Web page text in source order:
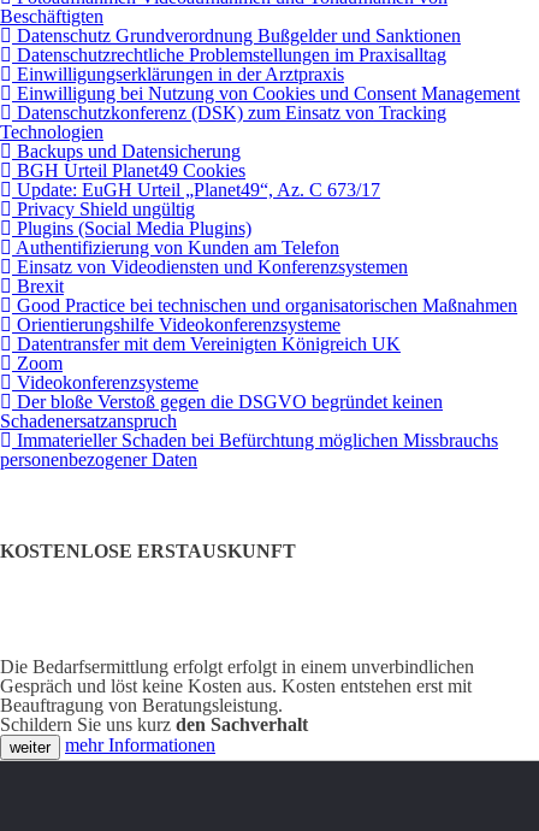
Beschäftigten
Datenschutz Grundverordnung Bußgelder und Sanktionen
Datenschutzrechtliche Problemstellungen im Praxisalltag
Einwilligungserklärungen in der Arztpraxis
Einwilligung bei Nutzung von Cookies und Consent Management
Datenschutzkonferenz (DSK) zum Einsatz von Tracking
Technologien
Backups und Datensicherung
BGH Urteil Planet49 Cookies
Update: EuGH Urteil „Planet49“, Az. C 673/17
Privacy Shield ungültig
Plugins (Social Media Plugins)
Authentifizierung von Kunden am Telefon
Einsatz von Videodiensten und Konferenzsystemen
Brexit
Good Practice bei technischen und organisatorischen Maßnahmen
Orientierungshilfe Videokonferenzsysteme
Datentransfer mit dem Vereinigten Königreich UK
Zoom
Videokonferenzsysteme
Der bloße Verstoß gegen die DSGVO begründet keinen
Schadenersatzanspruch
Immaterieller Schaden bei Befürchtung möglichen Missbrauchs
personenbezogener Daten
KOSTENLOSE ERSTAUSKUNFT
Die Bedarfsermittlung erfolgt erfolgt in einem unverbindlichen
Gespräch und löst keine Kosten aus. Kosten entstehen erst mit
Beauftragung von Beratungsleistung.
Schildern Sie uns kurz den Sachverhalt
mehr Informationen